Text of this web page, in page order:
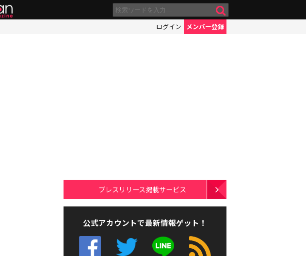
ログイン メンバー登録
プレスリリース掲載サービス
公式アカウントで最新情報ゲット！